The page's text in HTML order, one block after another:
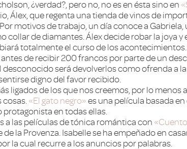
¿verdad?, pero no, no es en ésta sino en
Álex, que regenta una tienda de vinos de
motivos de trabajo, un día conoce a
de diamantes. Álex decide robar la joya y
totalmente el curso de los
antes de recibir 200 francos por parte de un
será devolverlos como ofrenda a la
digno del favor recibido.
ligados de los que nos creemos, por lo menos
cosas. «El gato negro» es una película basada
en todas ellas.
a las películas de tónica romántica con
la Provenza. Isabelle se ha empeñado en
la cual recurre a los anuncios por palabras.